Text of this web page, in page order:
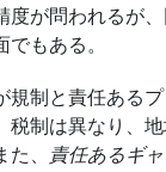
度が問われるが
もある。
規制と責任ある
税制は異なり、
、
責任あるギ